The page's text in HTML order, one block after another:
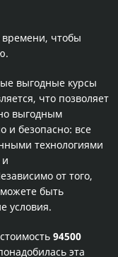
времени, чтобы
выгодные курсы
что позволяет
выгодным
и безопасно: все
технологиями
от того,
быть
условия.
94500
эта